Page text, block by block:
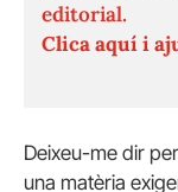
editorial.
Clica aquí i
Deixeu-me dir
una matèria